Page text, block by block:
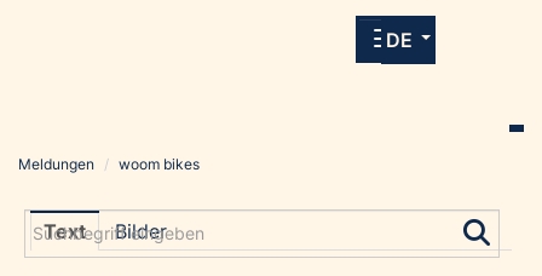
allen Meldungen und Downloads unserer
DE
Grayling Agentur
Meldungen / woom bikes
Text Bilder